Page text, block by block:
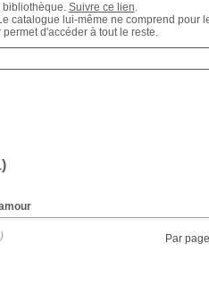
bibliothèque. Suivre ce lien.
catalogue lui-même ne comprend pour
d'accéder à tout le reste.
)
Par